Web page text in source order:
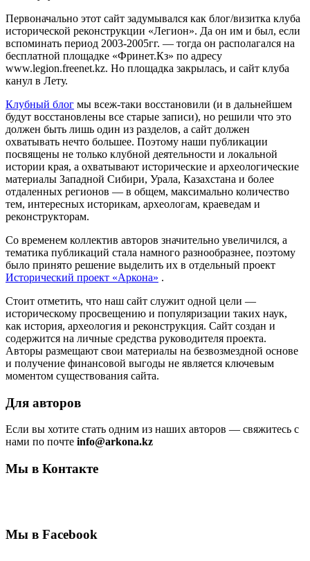
Первоначально этот сайт задумывался как блог/визитка клуба
исторической реконструкции «Легион». Да он им и был, если
вспоминать период 2003-2005гг. — тогда он располагался на
бесплатной площадке «Фринет.Кз» по адресу
www.legion.freenet.kz. Но площадка закрылась, и сайт клуба
канул в Лету.
Клубный блог мы всеж-таки восстановили (и в дальнейшем
будут восстановлены все старые записи), но решили что это
должен быть лишь один из разделов, а сайт должен
охватывать нечто большее. Поэтому наши публикации
посвящены не только клубной деятельности и локальной
истории края, а охватывают исторические и археологические
материалы Западной Сибири, Урала, Казахстана и более
отдаленных регионов — в общем, максимально количество
тем, интересных историкам, археологам, краеведам и
реконструкторам.
Со временем коллектив авторов значительно увеличился, а
тематика публикаций стала намного разнообразнее, поэтому
было принято решение выделить их в отдельный проект
Исторический проект «Аркона» .
Стоит отметить, что наш сайт служит одной цели —
историческому просвещению и популяризации таких наук,
как история, археология и реконструкция. Сайт создан и
содержится на личные средства руководителя проекта.
Авторы размещают свои материалы на безвозмездной основе
и получение финансовой выгоды не является ключевым
моментом существования сайта.
Для авторов
Если вы хотите стать одним из наших авторов — свяжитесь с
нами по почте info@arkona.kz
Мы в Контакте
Мы в Facebook